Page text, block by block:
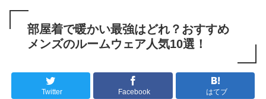
部屋着で暖かい最強はどれ？おすすめ
メンズのルームウェア人気10選！
Twitter Facebook はてブ